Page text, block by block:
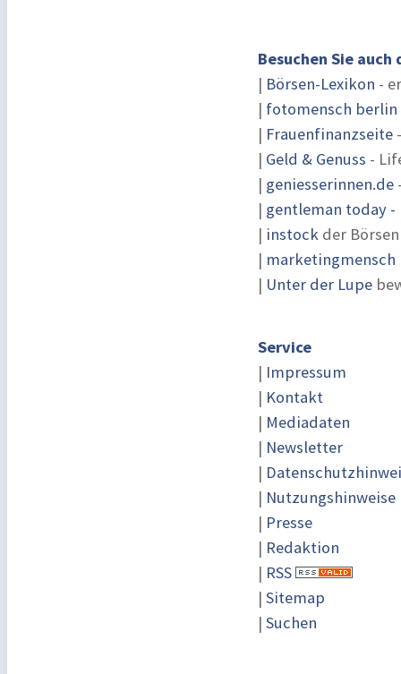
Besuchen Sie
| Börsen-Lexikon -
| fotomensch berlin
| Frauenfinanzseite
| Geld & Genuss -
| geniesserinnen.de
| gentleman today -
| instock der
|
| Unter der Lupe
Service
| Impressum
| Kontakt
| Mediadaten
| Newsletter
|
| Nutzungshinweise
| Presse
| Redaktion
| RSS
| Sitemap
| Suchen